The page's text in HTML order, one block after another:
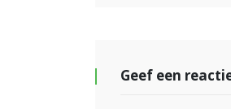
Geef een